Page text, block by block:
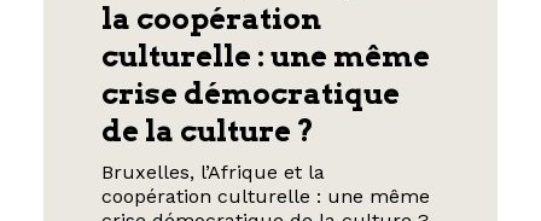
la coopération
culturelle : une même
crise démocratique
de la culture ?
Bruxelles, l’Afrique et la
coopération culturelle : une même